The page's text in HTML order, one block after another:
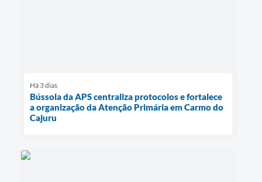
Há 3 dias
Bússola da APS centraliza protocolos e fortalece
a organização da Atenção Primária em Carmo do
Cajuru